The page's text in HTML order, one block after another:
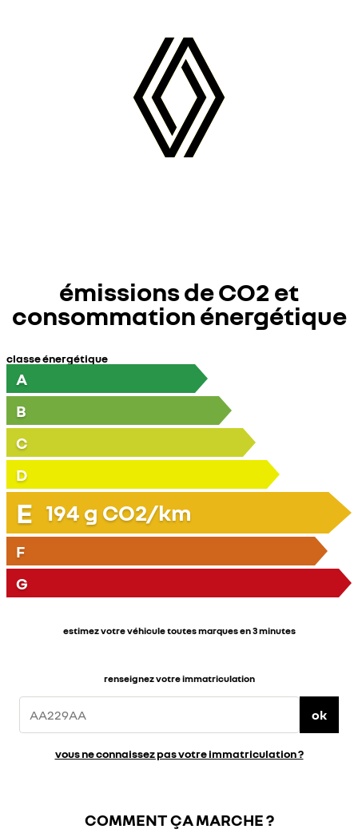
émissions de CO2 et
consommation énergétique
classe énergétique
A
B
C
D
E 194 g CO2/km
F
G
estimez votre véhicule toutes marques en 3 minutes
renseignez votre immatriculation
ok
vous ne connaissez pas votre immatriculation ?
COMMENT ÇA MARCHE ?